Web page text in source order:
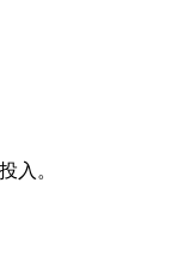
入。